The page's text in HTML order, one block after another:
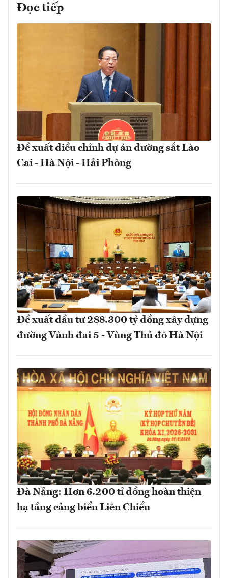
Đọc tiếp
Đề xuất điều chỉnh dự án đường sắt Lào
Cai - Hà Nội - Hải Phòng
Đề xuất đầu tư 288.300 tỷ đồng xây dựng
đường Vành đai 5 - Vùng Thủ đô Hà Nội
Đà Nẵng: Hơn 6.200 tỉ đồng hoàn thiện
hạ tầng cảng biển Liên Chiểu